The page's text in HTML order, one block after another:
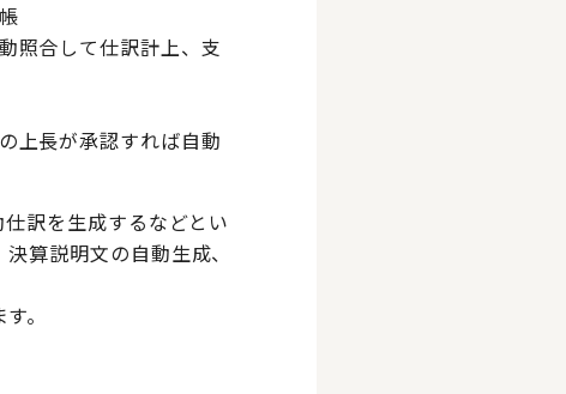
照合して仕訳計上、支
上長が承認すれば自動
訳を生成するなどとい
算説明文の自動生成、
。